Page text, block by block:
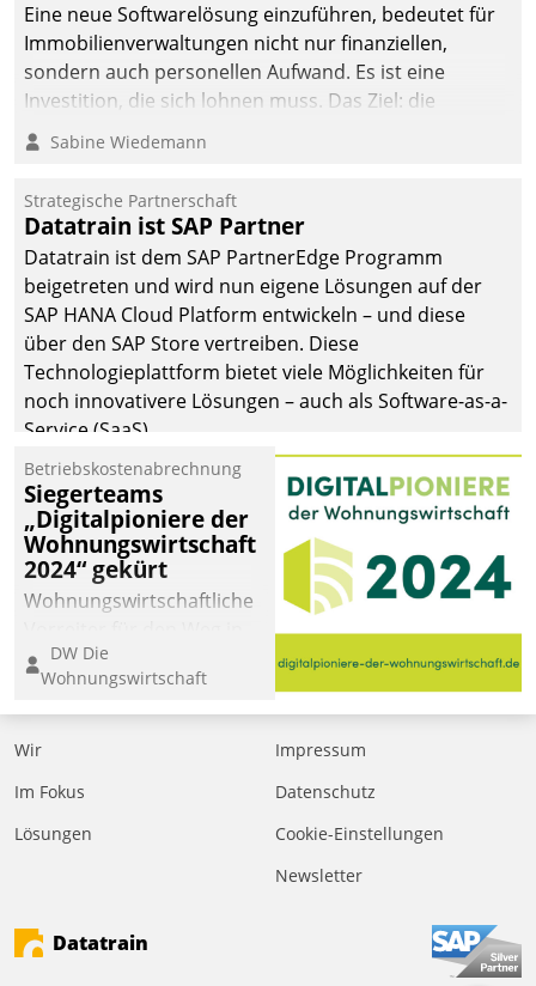
Eine neue Softwarelösung einzuführen, bedeutet für
Immobilienverwaltungen nicht nur finanziellen,
sondern auch personellen Aufwand. Es ist eine
Investition, die sich lohnen muss. Das Ziel: die
nachhaltige Optimierung der Geschäftsabläufe. Damit
dieses Ziel erreicht wird, sollten einige Grundregeln
Sabine Wiedemann
Strategische Partnerschaft
Datatrain ist SAP Partner
Datatrain ist dem SAP PartnerEdge Programm
beigetreten und wird nun eigene Lösungen auf der
SAP HANA Cloud Platform entwickeln – und diese
über den SAP Store vertreiben. Diese
Technologieplattform bietet viele Möglichkeiten für
noch innovativere Lösungen – auch als Software-as-a-
Service (SaaS).
Betriebskostenabrechnung
Siegerteams
„Digitalpioniere der
Wohnungswirtschaft
2024“ gekürt
Wohnungswirtschaftliche
eine digitale Zukunft zu
finden, ist das Ziel des
Awards „Digitalpioniere
der
Bewerben können sich
dafür ein Team
DW Die
Wohnungswirtschaft
Wir
Im Fokus
Lösungen
Impressum
Datenschutz
Cookie-Einstellungen
Newsletter
Datatrain